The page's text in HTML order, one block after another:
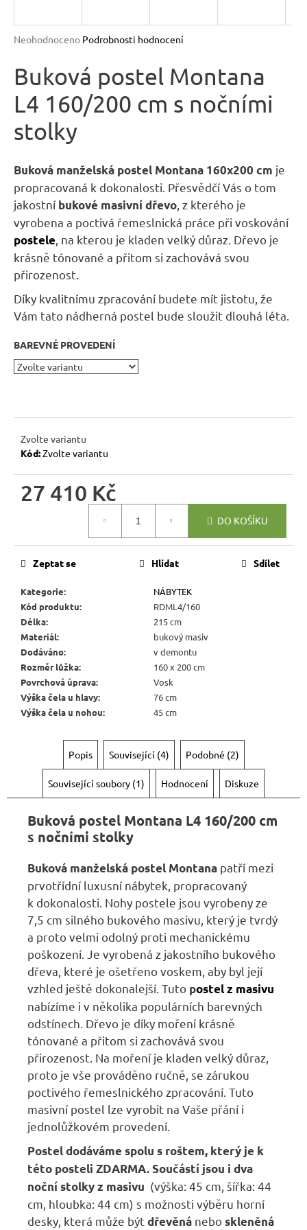
Průměrné
produktu
je
0,0
z
5
hvězdiček.
Neohodnoceno Podrobnosti hodnocení
Buková postel Montana
L4 160/200 cm s nočními
stolky
Buková manželská postel Montana 160x200 cm je
propracovaná k dokonalosti. Přesvědčí Vás o tom
jakostní bukové masivní dřevo , z kterého je
vyrobena a poctivá řemeslnická práce při voskování
postele , na kterou je kladen velký důraz. Dřevo je
krásně tónované a přitom si zachovává svou
přirozenost.
Díky kvalitnímu zpracování budete mít jistotu, že
Vám tato nádherná postel bude sloužit dlouhá léta.
BAREVNÉ PROVEDENÍ
Zvolte variantu
Kód:Zvolte variantu
27 410 Kč
DO KOŠÍKU
Kategorie:
NÁBYTEK
Kód produktu:
RDML4/160
Délka:
215 cm
Materiál:
bukový masiv
Dodáváno:
v demontu
Rozměr lůžka:
160 x 200 cm
Povrchová úprava:
Vosk
Výška čela u hlavy:
76 cm
Výška čela u nohou: 45 cm
Zeptat se Hlídat Sdílet
Popis Související (4) Podobné (2)
Související soubory (1) Hodnocení Diskuze
Buková postel Montana L4 160/200 cm
s nočními stolky
Buková manželská postel Montana patří mezi
prvotřídní luxusní nábytek, propracovaný
k dokonalosti. Nohy postele jsou vyrobeny ze
7,5 cm silného bukového masivu, který je tvrdý
a proto velmi odolný proti mechanickému
poškození. Je vyrobená z jakostního bukového
dřeva, které je ošetřeno voskem, aby byl její
vzhled ještě dokonalejší. Tuto postel z masivu
nabízíme i v několika populárních barevných
odstínech. Dřevo je díky moření krásně
tónované a přitom si zachovává svou
přirozenost. Na moření je kladen velký důraz,
proto je vše prováděno ručně, se zárukou
poctivého řemeslnického zpracování. Tuto
masivní postel lze vyrobit na Vaše přání i
jednolůžkovém provedení.
Postel dodáváme spolu s roštem, který je k
této posteli ZDARMA.Součástí jsou i dva
noční stolky z masivu (výška: 45 cm, šířka: 44
cm, hloubka: 44 cm) s možnosti výběru horní
desky, která může býtdřevěná neboskleněná
a
í
t
?
HLEDAT
D
o
p
o
r
č
u
j
MEXICANA
SIL02
1
134
Kč
260
Kč